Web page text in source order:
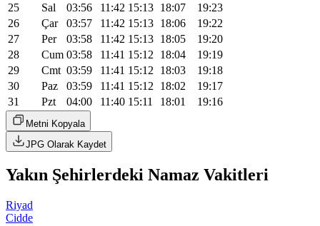
25
Sal 03:56 11:42 15:13 18:07
19:23
26
Çar 03:57 11:42 15:13 18:06
19:22
27
Per 03:58 11:42 15:13 18:05
19:20
28
Cum 03:58 11:41 15:12 18:04
19:19
29
Cmt 03:59 11:41 15:12 18:03
19:18
30
Paz 03:59 11:41 15:12 18:02
19:17
31
Pzt 04:00 11:40 15:11 18:01 19:16
Metni Kopyala
JPG Olarak Kaydet
Yakın Şehirlerdeki Namaz Vakitleri
Riyad
Cidde